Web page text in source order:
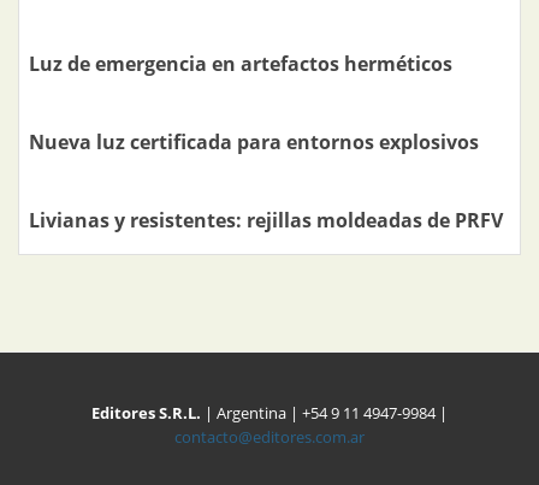
Luz de emergencia en artefactos herméticos
Nueva luz certificada para entornos explosivos
Livianas y resistentes: rejillas moldeadas de PRFV
Editores S.R.L. | Argentina | +54 9 11 4947-9984 |
contacto@editores.com.ar